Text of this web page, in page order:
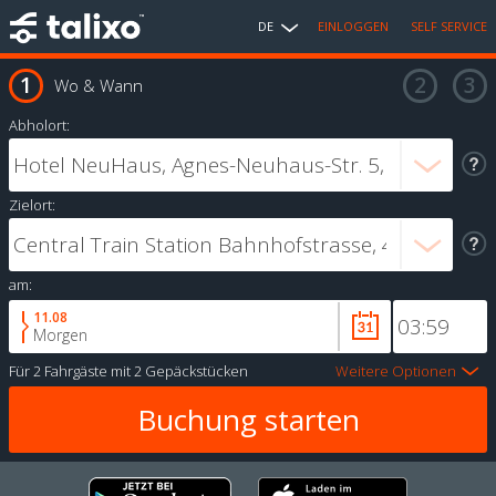
DE EINLOGGEN SELF SERVICE
Wo & Wann
Abholort:
Zielort:
am:
11.08
Morgen
Für2 Fahrgäste mit2 Gepäckstücken Weitere Optionen